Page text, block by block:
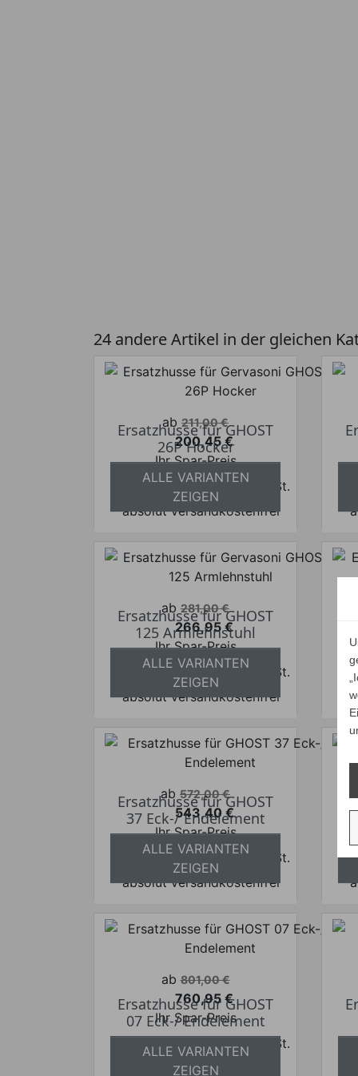
24 andere Artikel in der gleichen
Verkaufspreis
ab 211,00 €
Preis
200,45 €
Ihr Spar-Preis
Preise inkl. ges. MwSt.
absolut versandkostenfrei
Ersatzhusse für GHOST
26P Hocker
ALLE VARIANTEN
ZEIGEN
Verkaufspreis
ab 281,00 €
Preis
266,95 €
Ihr Spar-Preis
Preise inkl. ges. MwSt.
absolut versandkostenfrei
Ersatzhusse für GHOST
125 Armlehnstuhl
ALLE VARIANTEN
ZEIGEN
Verkaufspreis
ab 572,00 €
Preis
543,40 €
Ihr Spar-Preis
Preise inkl. ges. MwSt.
absolut versandkostenfrei
Ersatzhusse für GHOST
37 Eck-/ Endelement
ALLE VARIANTEN
ZEIGEN
Verkaufspreis
ab 801,00 €
Preis
760,95 €
Ihr Spar-Preis
Preise inkl. ges. MwSt.
absolut versandkostenfrei
Ersatzhusse für GHOST
07 Eck-/ Endelement
ALLE VARIANTEN
ZEIGEN